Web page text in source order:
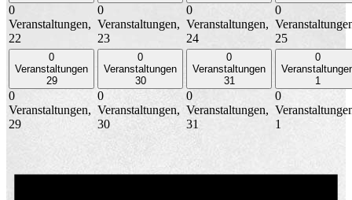
0
Veranstaltungen,
22
0
Veranstaltungen,
23
0
Veranstaltungen,
24
0
25
0
Veranstaltungen
29
0
Veranstaltungen,
29
0
Veranstaltungen
30
0
Veranstaltungen,
30
0
Veranstaltungen
31
0
Veranstaltungen,
31
0
1
0
1